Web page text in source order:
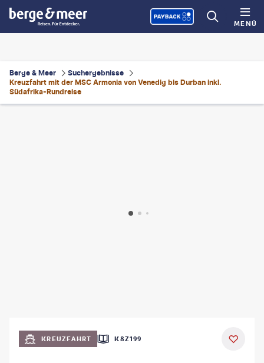
MENÜ
Berge & Meer
Suchergebnisse
Kreuzfahrt mit der MSC Armonia von Venedig bis Durban inkl.
Südafrika-Rundreise
KREUZFAHRT K8Z199